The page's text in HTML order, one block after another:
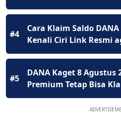
#4
Cara Klaim Saldo
Kenali Ciri Link Resmi
#5
DANA Kaget 8 Agustus
Premium Tetap Bisa